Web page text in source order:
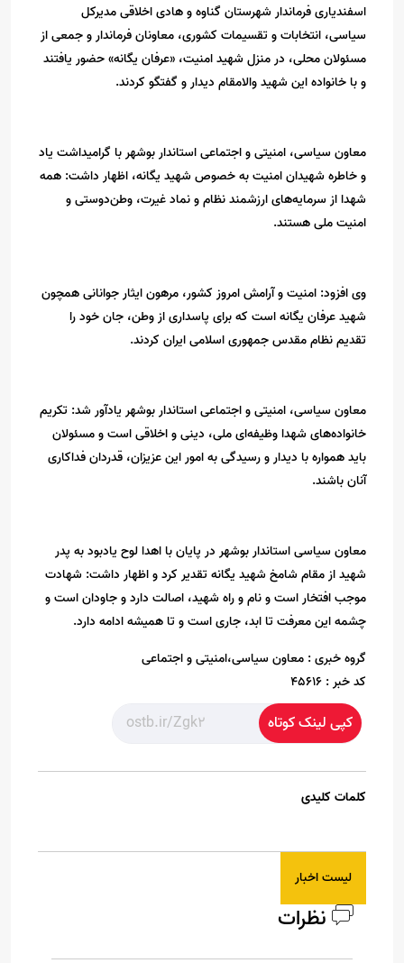
اسفندیاری فرماندار شهرستان گناوه و هادی اخلاقی مدیرکل
سیاسی، انتخابات و تقسیمات کشوری، معاونان فرماندار و جمعی از
مسئولان محلی، در منزل شهید امنیت، «عرفان یگانه» حضور یافتند
و با خانواده این شهید والامقام دیدار و گفتگو کردند.
معاون سیاسی، امنیتی و اجتماعی استاندار بوشهر با گرامیداشت یاد
و خاطره شهیدان امنیت به خصوص شهید یگانه، اظهار داشت: همه
شهدا از سرمایه‌های ارزشمند نظام و نماد غیرت، وطن‌دوستی و
امنیت ملی هستند.
وی افزود: امنیت و آرامش امروز کشور، مرهون ایثار جوانانی همچون
شهید عرفان یگانه است که برای پاسداری از وطن، جان خود را
تقدیم نظام مقدس جمهوری اسلامی ایران کردند.
معاون سیاسی، امنیتی و اجتماعی استاندار بوشهر یادآور شد: تکریم
خانواده‌های شهدا وظیفه‌ای ملی، دینی و اخلاقی است و مسئولان
باید همواره با دیدار و رسیدگی به امور این عزیزان، قدردان فداکاری
آنان باشند.
معاون سیاسی استاندار بوشهر در پایان با اهدا لوح یادبود به پدر
شهید از مقام شامخ شهید یگانه تقدیر کرد و اظهار داشت: شهادت
موجب افتخار است و نام و راه شهید، اصالت دارد و جاودان است و
چشمه این معرفت تا ابد، جاری است و تا همیشه ادامه دارد.
گروه خبری : معاون سیاسی،امنیتی و اجتماعی
کد خبر : 45616
کپی لینک کوتاه
کلمات کلیدی
لیست اخبار
نظرات